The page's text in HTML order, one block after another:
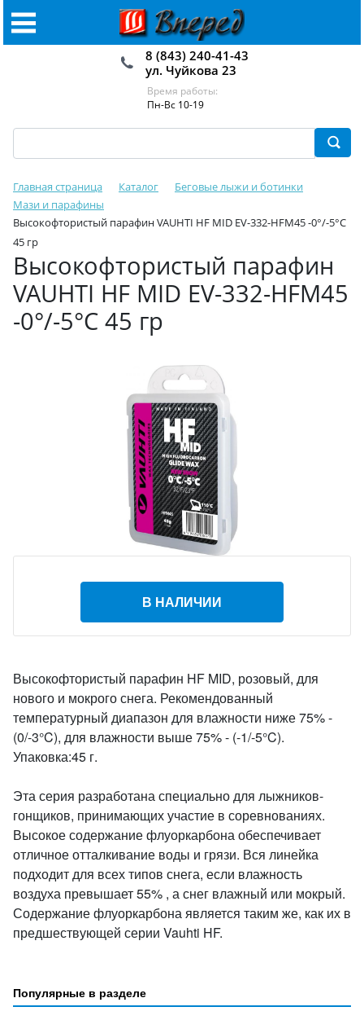
8 (843) 240-41-43
ул. Чуйкова 23
Время работы:
Пн-Вс 10-19
Главная страница Каталог
Беговые лыжи и ботинки
Мази и парафины
Высокофтористый парафин VAUHTI HF MID EV-332-HFM45 -0°/-5°C
45 гр
Высокофтористый парафин
VAUHTI HF MID EV-332-HFM45
-0°/-5°C 45 гр
В НАЛИЧИИ
Высокофтористый парафин HF MID, розовый, для
нового и мокрого снега. Рекомендованный
температурный диапазон для влажности ниже 75% -
(0/-3°C), для влажности выше 75% - (-1/-5°C).
Упаковка:45 г.
Эта серия разработана специально для лыжников-
гонщиков, принимающих участие в соревнованиях.
Высокое содержание флуоркарбона обеспечивает
отличное отталкивание воды и грязи. Вся линейка
подходит для всех типов снега, если влажность
воздуха превышает 55% , а снег влажный или мокрый.
Содержание флуоркарбона является таким же, как их в
предшествующей серии Vauhti HF.
Популярные в разделе